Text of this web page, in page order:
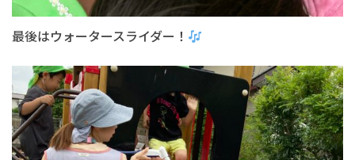
最後はウォータースライダー！